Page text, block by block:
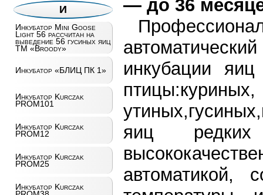
И
Инкубатор Mini Goose
Light 56 рассчитан на
выведение 56 гусиных яиц
ТМ «Broody»
Инкубатор «БЛИЦ ПК 1»
Инкубатор Kurczak
PROM101
Инкубатор Kurczak
PROM12
Инкубатор Kurczak
PROM25
Инкубатор Kurczak
― до 36
инкубации яиц
птицы:куриных,
яиц
автоматикой,